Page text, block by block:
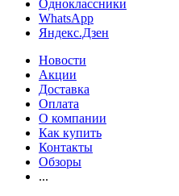
Одноклассники
WhatsApp
Яндекс.Дзен
Новости
Акции
Доставка
Оплата
О компании
Как купить
Контакты
Обзоры
...